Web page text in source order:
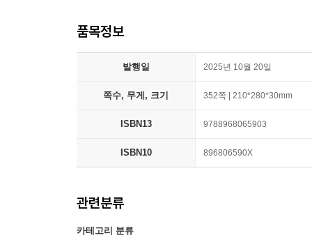
품목정보
발행일 2025년 10월 20일
쪽수, 무게, 크기 352쪽 | 210*280*30mm
ISBN13 9788968065903
ISBN10 896806590X
관련분류
카테고리 분류